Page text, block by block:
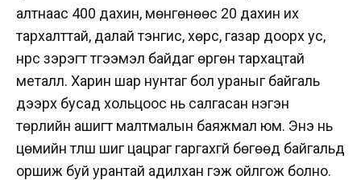
алтнаас 400 дахин, мөнгөнөөс 20 дахин их
тархалттай, далай тэнгис, хөрс, газар доорх ус,
нүүрс зэрэгт түгээмэл байдаг өргөн тархацтай
металл. Харин шар нунтаг бол ураныг байгаль
дээрх бусад хольцоос нь салгасан нэгэн
төрлийн ашигт малтмалын баяжмал юм. Энэ нь
цөмийн түлш шиг цацраг гаргахгүй бөгөөд байгальд
оршиж буй урантай адилхан гэж ойлгож болно.